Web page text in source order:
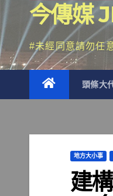
今傳媒
#未經同意請勿任
頭條大
地方大小事
建